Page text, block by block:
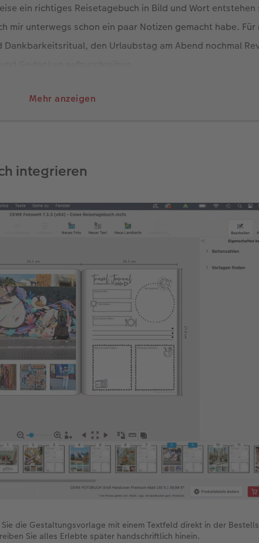
Mehr anzeigen
ein richtiges Reisetagebuch in Bild und Wort entstehen
mir unterwegs schon ein paar Notizen gemacht habe. Für
den Urlaubstag am Abend nochmal
wunderschönen spanischen Stadt, Sonnenschein und sehr
integrieren
die Gestaltungsvorlage mit einem Textfeld direkt in der
Sie alles Erlebte später handschriftlich hinein.